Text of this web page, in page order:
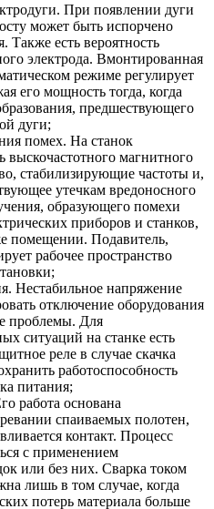
При появлении дуги
может быть испорчено
Также есть вероятность
электрода. Вмонтированная
режиме регулирует
его мощность тогда, когда
предшествующего
дуги;
помех. На станок
выскочастотного магнитного
стабилизирующие частоты и,
утечкам вредоносного
образующего помехи
приборов и станков,
помещении. Подавитель,
рабочее пространство
Нестабильное напряжение
отключение оборудования
проблемы. Для
ситуаций на станке есть
реле в случае скачка
работоспособность
питания;
работа основана
спаиваемых полотен,
контакт. Процесс
с применением
или без них. Сварка током
лишь в том случае, когда
потерь материала больше